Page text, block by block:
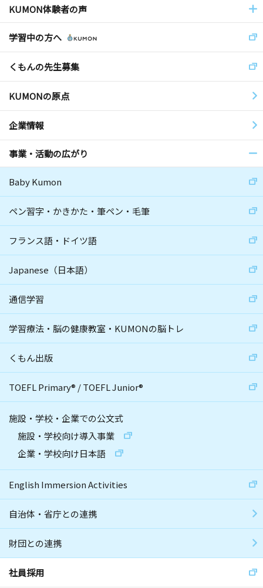
KUMON体験者の声
学習中の方へ
くもんの先生募集
KUMONの原点
企業情報
事業・活動の広がり
Baby Kumon
ペン習字・かきかた・筆ペン・毛筆
フランス語・ドイツ語
Japanese（日本語）
通信学習
学習療法・脳の健康教室・KUMONの脳トレ
くもん出版
TOEFL Primary® /TOEFL Junior®
施設・学校・企業での公文式
施設・学校向け導入事業
企業・学校向け日本語
English Immersion Activities
自治体・省庁との連携
財団との連携
社員採用